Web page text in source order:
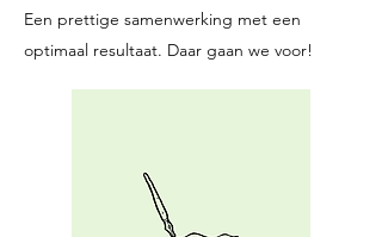
Een prettige samenwerking met een
optimaal resultaat. Daar gaan we voor!